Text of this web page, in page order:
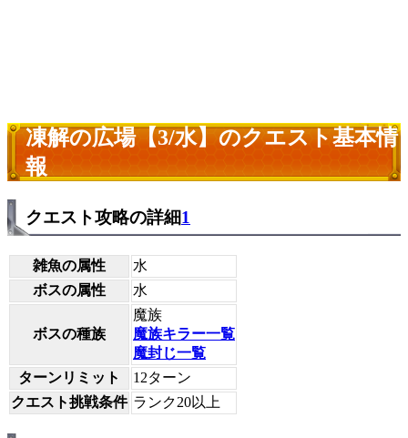
凍解の広場【3/水】のクエスト基本情
報
クエスト攻略の詳細1
雑魚の属性
水
ボスの属性
水
ボスの種族
魔族
魔族キラー一覧
魔封じ一覧
ターンリミット
12ターン
クエスト挑戦条件 ランク20以上